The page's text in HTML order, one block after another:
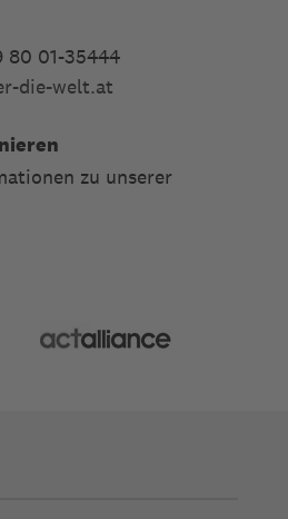
80 01-35444
die-welt.at
zu unserer